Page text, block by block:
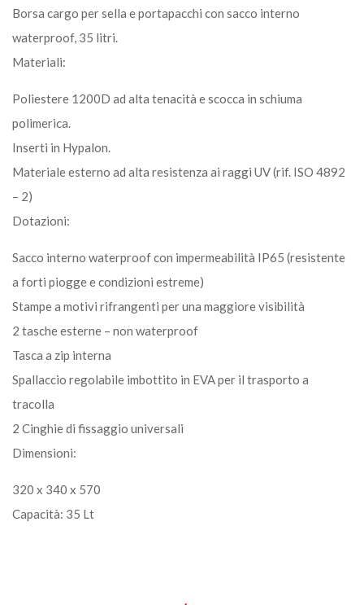
Borsa cargo per sella e portapacchi con sacco interno
waterproof, 35 litri.
Materiali:
Poliestere 1200D ad alta tenacità e scocca in schiuma
polimerica.
Inserti in Hypalon.
Materiale esterno ad alta resistenza ai raggi UV (rif. ISO 4892
– 2)
Dotazioni:
Sacco interno waterproof con impermeabilità IP65 (resistente
a forti piogge e condizioni estreme)
Stampe a motivi rifrangenti per una maggiore visibilità
2 tasche esterne – non waterproof
Tasca a zip interna
Spallaccio regolabile imbottito in EVA per il trasporto a
tracolla
2 Cinghie di fissaggio universali
Dimensioni:
320 x 340 x 570
Capacità: 35 Lt